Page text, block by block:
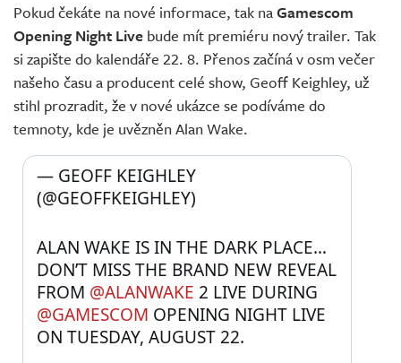
Pokud čekáte na nové informace, tak naGamescom
Opening Night Live bude mít premiéru nový trailer. Tak
si zapište do kalendáře 22. 8. Přenos začíná v osm večer
našeho času a producent celé show, Geoff Keighley, už
stihl prozradit, že v nové ukázce se podíváme do
temnoty, kde je uvězněn Alan Wake.
ALAN WAKE IS IN THE DARK PLACE…
DON’T MISS THE BRAND NEW REVEAL
FROM @ALANWAKE
@GAMESCOM OPENING NIGHT LIVE
ON TUESDAY, AUGUST 22.
— GEOFF KEIGHLEY
(@GEOFFKEIGHLEY)